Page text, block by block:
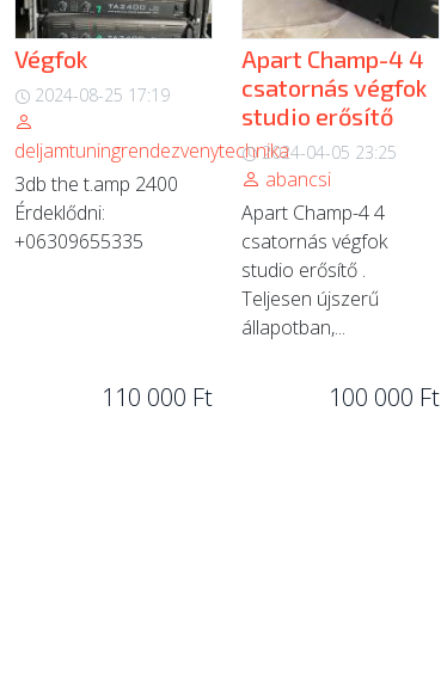
Végfok
2024-08-25 17:19
deljamtuningrendezvenytechnika
3db the t.amp 2400
Érdeklődni:
+06309655335
110 000 Ft
Apart Champ-4 4
csatornás végfok
studio erősítő
2024-04-05 23:25
abancsi
Apart Champ-4 4
csatornás végfok
studio erősítő .
Teljesen újszerű
állapotban,...
100 000 Ft